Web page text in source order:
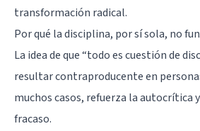
transformación radical.
Por qué la disciplina, por sí sola, no
La idea de que “todo es cuestión de
resultar contraproducente en
muchos casos, refuerza la autocrítica
fracaso.